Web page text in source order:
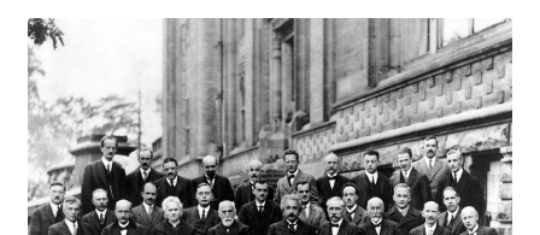
ッ
プ
【1928年7月28日 ～1990年10月1日】— 量子世界
の常識を問い直した理論物理学者 —
デモクリトス
【インドまで出かけて見聞を広め、